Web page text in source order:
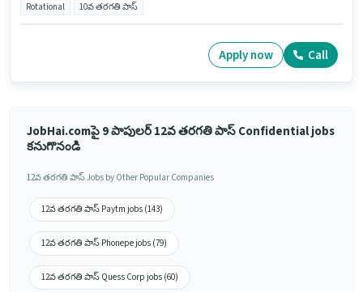
Rotational 10వ తరగతి పాస్
Apply now Call
JobHai.comపై 9 పాపులర్ 12వ తరగతి పాస్ Confidential jobs
కనుగొనండి
12వ తరగతి పాస్ Jobs by Other Popular Companies
12వ తరగతి పాస్ Paytm jobs (143)
12వ తరగతి పాస్ Phonepe jobs (79)
12వ తరగతి పాస్ Quess Corp jobs (60)